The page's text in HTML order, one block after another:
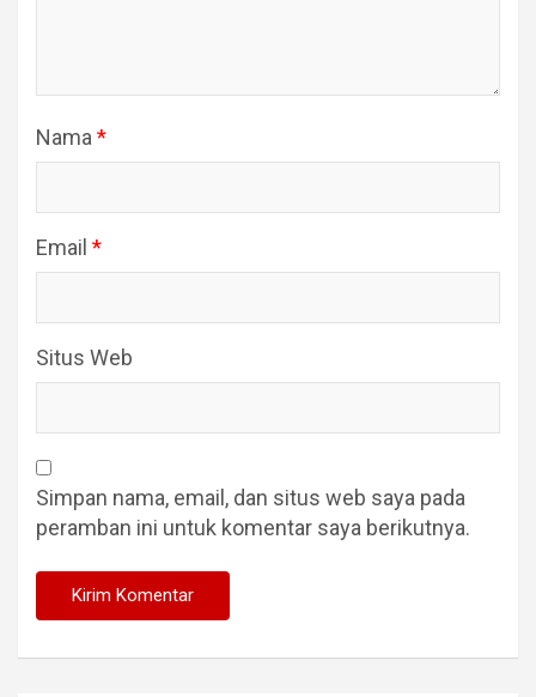
Nama *
Email *
Situs Web
Simpan nama, email, dan situs web saya pada
peramban ini untuk komentar saya berikutnya.